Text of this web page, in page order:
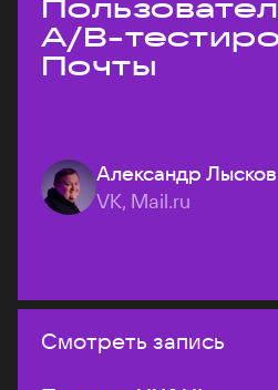
A/B-
Почты
Александр Лысков
VK, Mail.ru
Смотреть запись